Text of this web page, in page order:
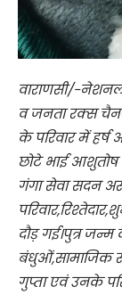
वाराणसी/-नेशनल
व जनता रक्स
के परिवार में
छोटे भाई आशुतोष
गंगा सेवा सदन
दौड़ गई।पुत्र
बंधुओं,सामाजिक
गुप्ता एवं उनके